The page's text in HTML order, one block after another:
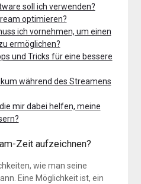
soll ich verwenden?
optimieren?
ich vornehmen, um einen
ermöglichen?
und Tricks für eine bessere
während des Streamens
mir dabei helfen, meine
Zeit aufzeichnen?
wie man seine
Eine Möglichkeit ist, ein